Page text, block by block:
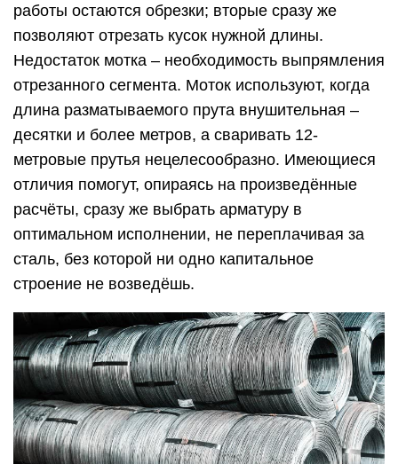
работы остаются обрезки; вторые сразу же
позволяют отрезать кусок нужной длины.
Недостаток мотка – необходимость выпрямления
отрезанного сегмента. Моток используют, когда
длина разматываемого прута внушительная –
десятки и более метров, а сваривать 12-
метровые прутья нецелесообразно. Имеющиеся
отличия помогут, опираясь на произведённые
расчёты, сразу же выбрать арматуру в
оптимальном исполнении, не переплачивая за
сталь, без которой ни одно капитальное
строение не возведёшь.